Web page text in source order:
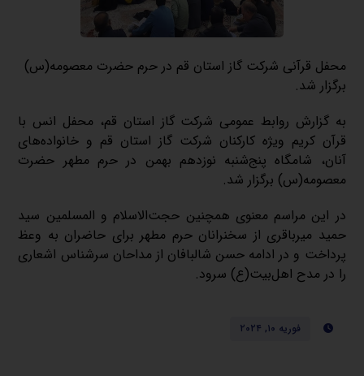
محفل قرآنی شرکت گاز استان قم در حرم حضرت معصومه(س)
برگزار شد.
به گزارش روابط عمومی شرکت گاز استان قم، محفل انس با
قرآن کریم ویژه کارکنان شرکت گاز استان قم و خانواده‌های
آنان، شامگاه پنج‌شنبه نوزدهم بهمن در حرم مطهر حضرت
معصومه(س) برگزار شد.
در این مراسم معنوی همچنین حجت‌الاسلام و المسلمین سید
حمید میرباقری از سخنرانان حرم مطهر برای حاضران به وعظ
پرداخت و در ادامه حسن شالبافان از مداحان سرشناس اشعاری
را در مدح اهل‌بیت(ع) سرود.
فوریه ۱۰, ۲۰۲۴